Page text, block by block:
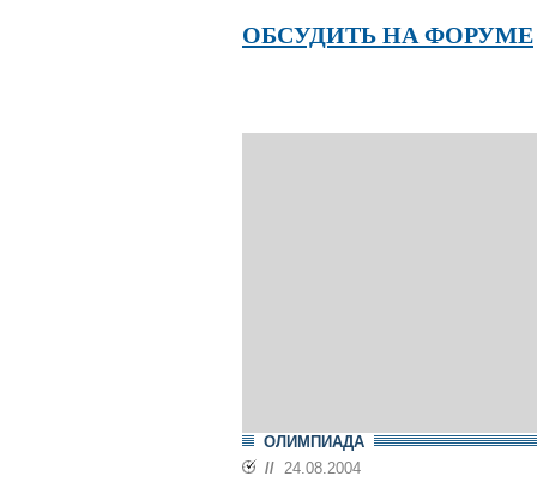
ОБСУДИТЬ НА ФОРУМЕ
ОЛИМПИАДА
// 24.08.2004